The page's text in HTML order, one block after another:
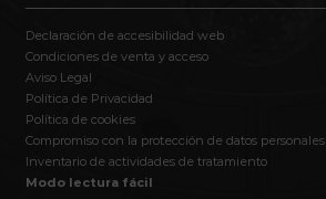
Declaración de accesibilidad web
Condiciones de venta y acceso
Aviso Legal
Política de Privacidad
Política de cookies
Compromiso con la protección de datos personales
Inventario de actividades de tratamiento
Modo lectura fácil